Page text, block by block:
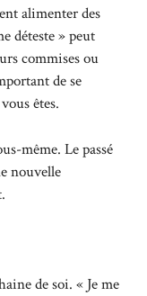
alimenter des
déteste » peut
commises ou
de se
êtes.
même. Le passé
nouvelle
de soi. « Je me